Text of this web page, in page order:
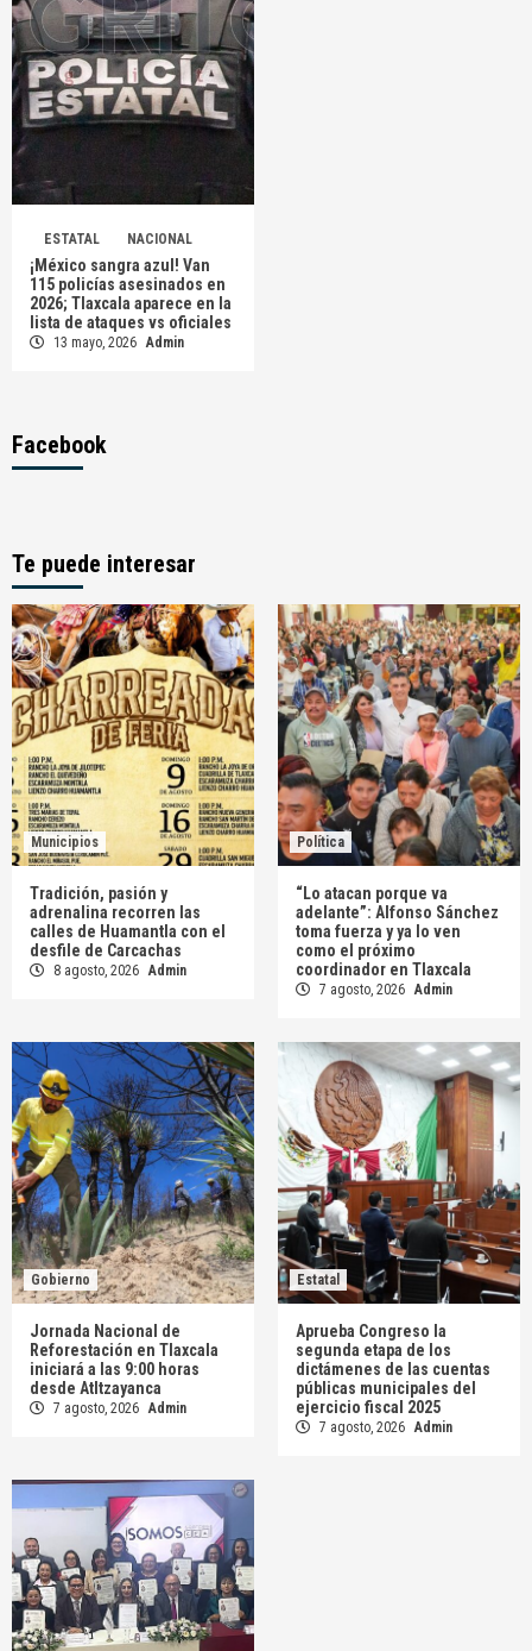
ESTATAL NACIONAL
¡México sangra azul! Van
115 policías asesinados en
2026; Tlaxcala aparece en la
lista de ataques vs oficiales
13 mayo, 2026 Admin
Facebook
Te puede interesar
Municipios
Tradición, pasión y
adrenalina recorren las
calles de Huamantla con el
desfile de Carcachas
8 agosto, 2026 Admin
Política
“Lo atacan porque va
adelante”: Alfonso Sánchez
toma fuerza y ya lo ven
como el próximo
coordinador en Tlaxcala
7 agosto, 2026 Admin
Gobierno
Jornada Nacional de
Reforestación en Tlaxcala
iniciará a las 9:00 horas
desde Atltzayanca
7 agosto, 2026 Admin
Estatal
Aprueba Congreso la
segunda etapa de los
dictámenes de las cuentas
públicas municipales del
ejercicio fiscal 2025
7 agosto, 2026 Admin